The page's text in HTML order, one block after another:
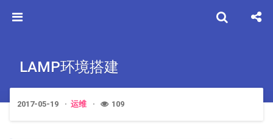
LAMP环境搭建
2017-05-19 运维 109